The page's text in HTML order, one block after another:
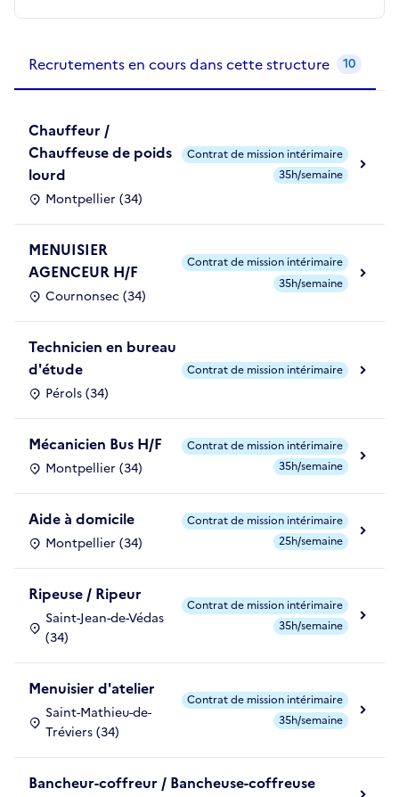
Recrutements en cours dans cette structure 10
Chauffeur /
Chauffeuse de poids
lourd
Montpellier (34)
Contrat de mission intérimaire
35h/semaine
MENUISIER
AGENCEUR H/F
Cournonsec (34)
Contrat de mission intérimaire
35h/semaine
Technicien en bureau
d'étude
Pérols (34)
Contrat de mission intérimaire
Mécanicien Bus H/F
Montpellier (34)
Contrat de mission intérimaire
35h/semaine
Aide à domicile
Montpellier (34)
Contrat de mission intérimaire
25h/semaine
Ripeuse / Ripeur
Saint-Jean-de-Védas
(34)
Contrat de mission intérimaire
35h/semaine
Menuisier d'atelier
Saint-Mathieu-de-
Tréviers (34)
Contrat de mission intérimaire
35h/semaine
Bancheur-coffreur / Bancheuse-coffreuse